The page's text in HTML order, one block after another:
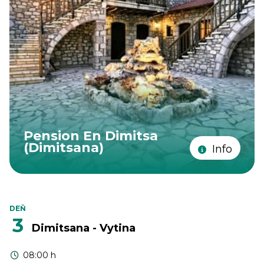
Pension En Dimitsa
(Dimitsana) Info
DEŇ
3 Dimitsana - Vytina
08:00 h